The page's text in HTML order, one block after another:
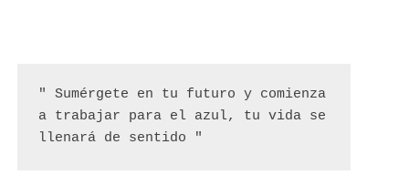
" Sumérgete en tu futuro y comienza
a trabajar para el azul, tu vida se
llenará de sentido "